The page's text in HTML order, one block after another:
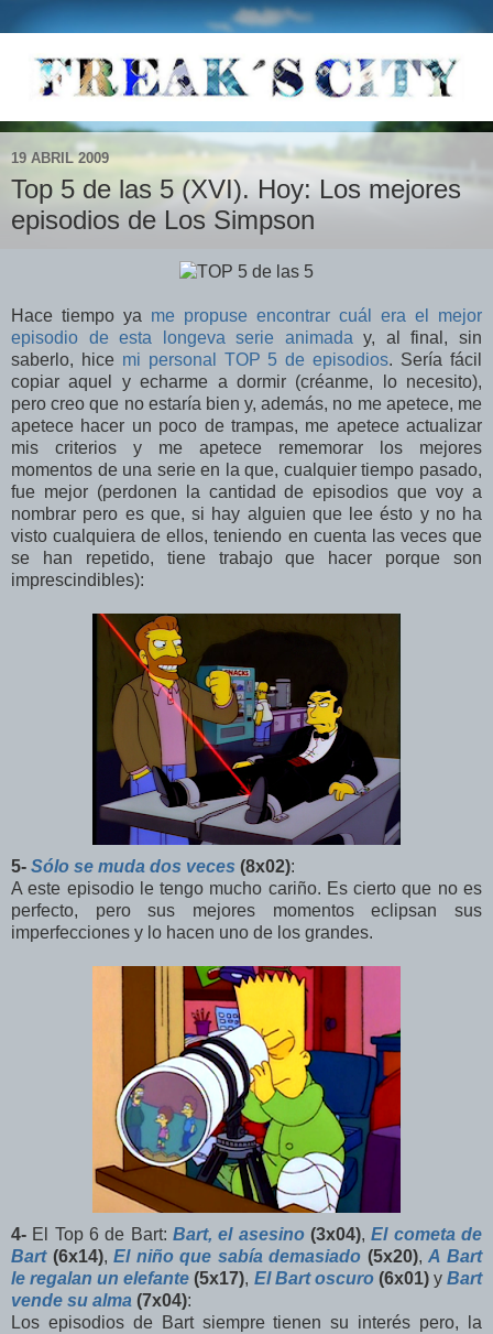
19 ABRIL 2009
Top 5 de las 5 (XVI). Hoy: Los mejores
episodios de Los Simpson
Hace tiempo ya me propuse encontrar cuál era el mejor
episodio de esta longeva serie animada y, al final, sin
saberlo, hice mi personal TOP 5 de episodios. Sería fácil
copiar aquel y echarme a dormir (créanme, lo necesito),
pero creo que no estaría bien y, además, no me apetece, me
apetece hacer un poco de trampas, me apetece actualizar
mis criterios y me apetece rememorar los mejores
momentos de una serie en la que, cualquier tiempo pasado,
fue mejor (perdonen la cantidad de episodios que voy a
nombrar pero es que, si hay alguien que lee ésto y no ha
visto cualquiera de ellos, teniendo en cuenta las veces que
se han repetido, tiene trabajo que hacer porque son
imprescindibles):
5- Sólo se muda dos veces (8x02):
A este episodio le tengo mucho cariño. Es cierto que no es
perfecto, pero sus mejores momentos eclipsan sus
imperfecciones y lo hacen uno de los grandes.
4- El Top 6 de Bart: Bart, el asesino(3x04),El cometa de
Bart(6x14),El niño que sabía demasiado (5x20),A Bart
le regalan un elefante (5x17), El Bart oscuro(6x01)yBart
vende su alma (7x04):
Los episodios de Bart siempre tienen su interés pero, la